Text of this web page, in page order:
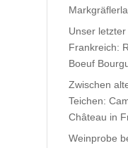
Unser letzter
Frankreich:
Boeuf
Zwischen
Teichen:
Château in
Weinprobe